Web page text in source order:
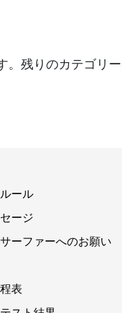
。残りのカテゴリ
ール
ージ
ーファーへのお願い
表